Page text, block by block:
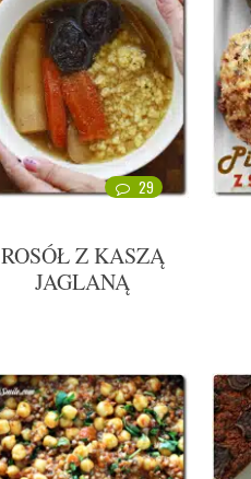
29
ROSÓŁ Z KASZĄ
JAGLANĄ